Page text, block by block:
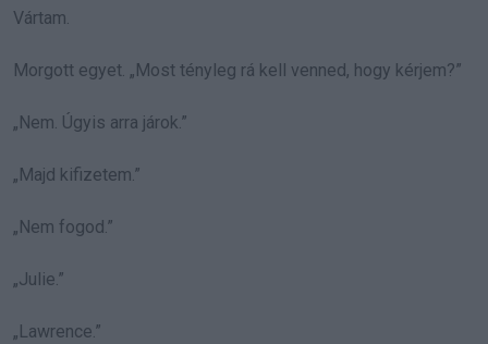
Vártam.
Morgott egyet. „Most tényleg rá kell venned, hogy kérjem?”
„Nem. Úgyis arra járok.”
„Majd kifizetem.”
„Nem fogod.”
„Julie.”
„Lawrence.”